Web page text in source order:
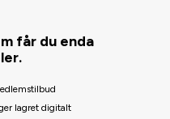
får du enda
lagret digitalt